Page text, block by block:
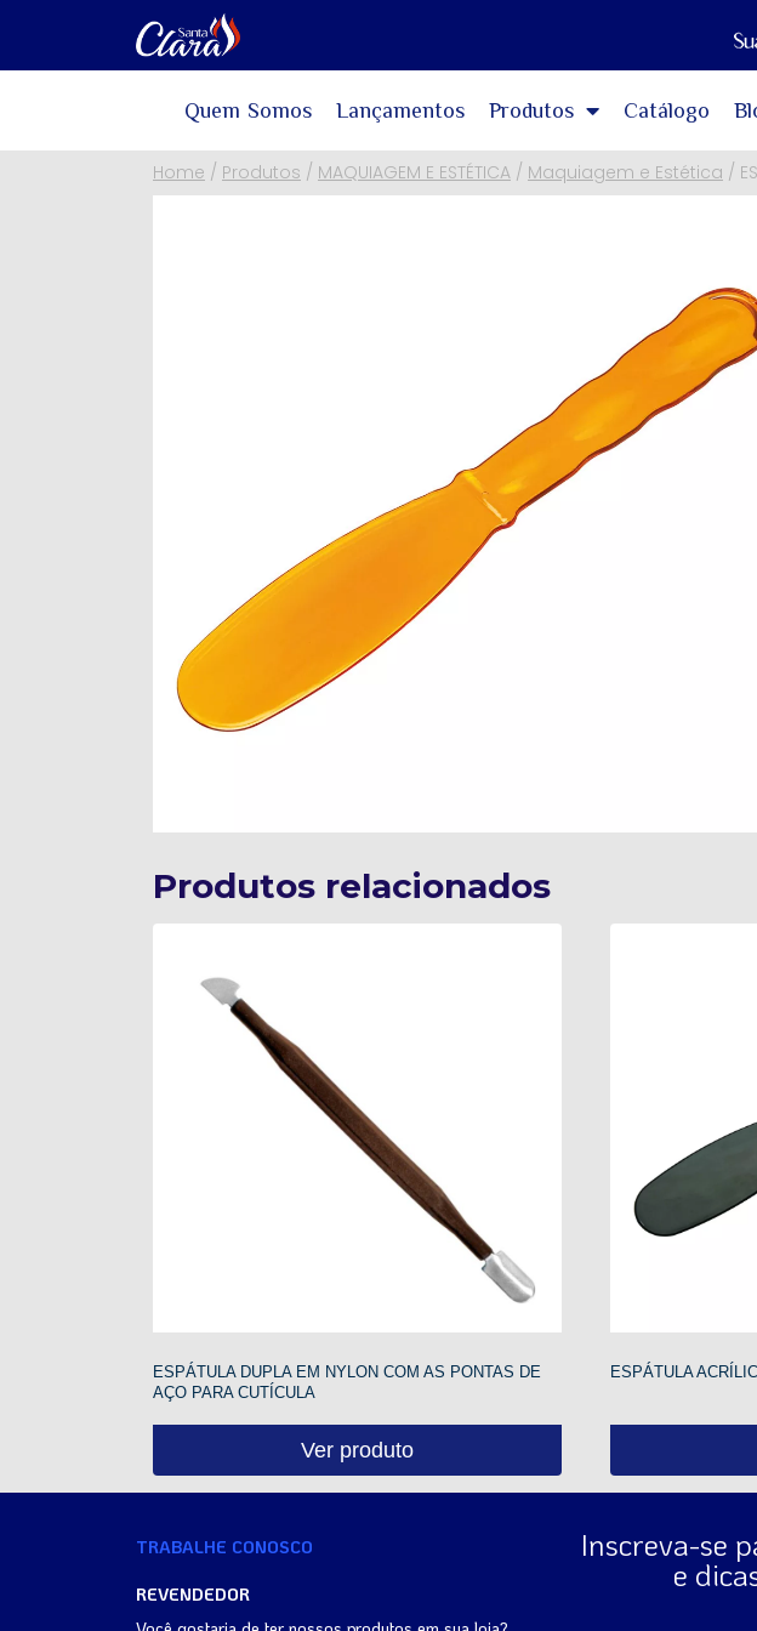
Quem Somos Lançamentos Produtos Catálogo
Home / Produtos / MAQUIAGEM E ESTÉTICA / Maquiagem e Estética /
Produtos relacionados
ESPÁTULA DUPLA EM NYLON COM AS PONTAS DE
AÇO PARA CUTÍCULA
Ver produto
ESPÁTULA
TRABALHE CONOSCO
REVENDEDOR
Inscreva-se
e